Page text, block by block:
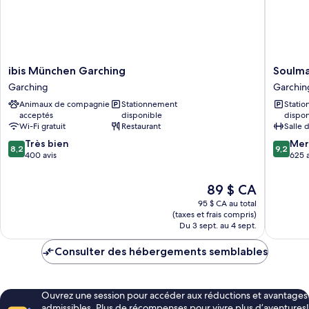
ibis
München
Garching
Garching
ibis München Garching
Garching
Animaux de compagnie
acceptés
Stationnement
disponible
Wi-Fi gratuit
Restaurant
8.2
sur
8,2 Très bien
400 avis
Le
prix
est
de
89 $ CA
89 $ CA
95 $ CA au total
(taxes et frais compris)
Du 3 sept. au 4 sept.
Salle
9.2
sur
9,2
625
Consulter des hébergements semblables
Ouvrez une session pour accéder aux réductions et avantages